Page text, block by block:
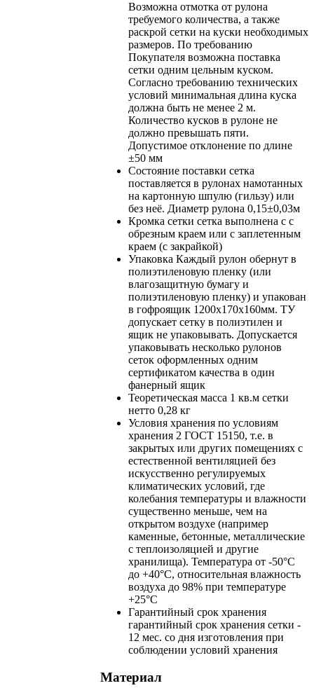
Возможна отмотка от рулона
требуемого количества, а также
раскрой сетки на куски необходимых
размеров. По требованию
Покупателя возможна поставка
сетки одним цельным куском.
Согласно требованию технических
условий минимальная длина куска
должна быть не менее 2 м.
Количество кусков в рулоне не
должно превышать пяти.
Допустимое отклонение по длине
±50 мм
Состояние поставки сетка
поставляется в рулонах намотанных
на картонную шпулю (гильзу) или
без неё. Диаметр рулона 0,15±0,03м
Кромка сетки сетка выполнена с с
обрезным краем или с заплетенным
краем (с закрайкой)
Упаковка Каждый рулон обернут в
полиэтиленовую пленку (или
влагозащитную бумагу и
полиэтиленовую пленку) и упакован
в гофроящик 1200х170х160мм. ТУ
допускает сетку в полиэтилен и
ящик не упаковывать. Допускается
упаковывать несколько рулонов
сеток оформленных одним
сертификатом качества в один
фанерный ящик
Теоретическая масса 1 кв.м сетки
нетто 0,28 кг
Условия хранения по условиям
хранения 2 ГОСТ 15150, т.е. в
закрытых или других помещениях с
естественной вентиляцией без
искусственно регулируемых
климатических условий, где
колебания температуры и влажности
существенно меньше, чем на
открытом воздухе (например
каменные, бетонные, металлические
с теплоизоляцией и другие
хранилища). Температура от -50°С
до +40°С, относительная влажность
воздуха до 98% при температуре
+25°С
Гарантийный срок хранения
гарантийный срок хранения сетки -
12 мес. со дня изготовления при
соблюдении условий хранения
Материал